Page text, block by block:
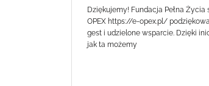
Dziękujemy! Fundacja Pełna Życia
OPEX https://e-opex.pl/
gest i udzielone wsparcie. Dzięki
jak ta możemy